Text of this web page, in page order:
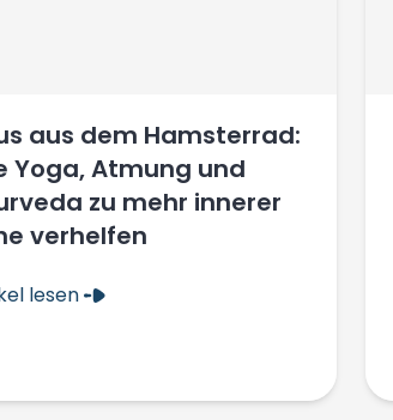
aus dem Hamsterrad:
Yoga, Atmung und
zu mehr innerer
verhelfen
lesen